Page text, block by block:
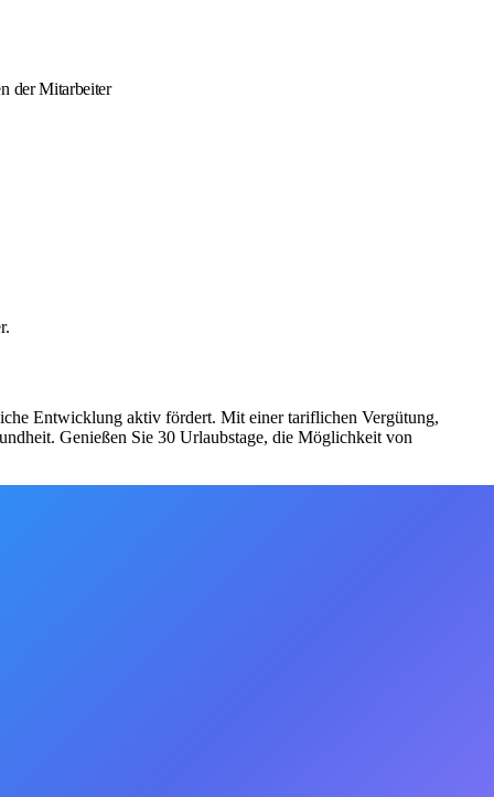
der Mitarbeiter
Entwicklung aktiv fördert. Mit einer tariflichen Vergütung,
Genießen Sie 30 Urlaubstage, die Möglichkeit von